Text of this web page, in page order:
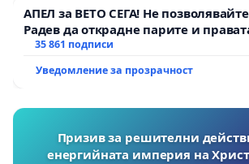
АПЕЛ за ВЕТО СЕГА! Не
Радев да открадне парите и
тъмното
35 861 подписи
Уведомление за прозрачност
Призив за решителни
енергийната империя на